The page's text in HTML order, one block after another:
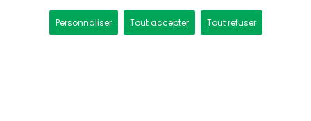
Personnaliser Tout accepter Tout refuser